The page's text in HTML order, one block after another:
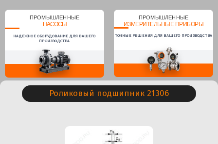
ПРОМЫШЛЕННЫЕ
НАСОСЫ
НАДЕЖНОЕ ОБОРУДОВАНИЕ ДЛЯ ВАШЕГО
ПРОИЗВОДСТВА
ПРОМЫШЛЕННЫЕ
ИЗМЕРИТЕЛЬНЫЕ ПРИБОРЫ
ТОЧНЫЕ РЕШЕНИЯ ДЛЯ ВАШЕГО ПРОИЗВОДСТВА
Роликовый подшипник 21306